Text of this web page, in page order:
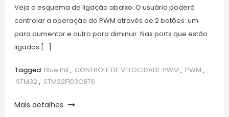
Veja o esquema de ligação abaixo: O usuário poderá
controlar a operação do PWM através de 2 botões: um
para aumentar e outro para diminuir. Nas ports que estão
ligados […]
Tagged Blue Pill , CONTROLE DE VELOCIDADE PWM , PWM ,
STM32, STM32F103C8T6
Mais detalhes